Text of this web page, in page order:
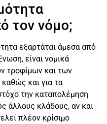
τον νόμο;
εξαρτάται άμεσα από
είναι νομικά
τροφίμων και των
και για τα
την καταπολέμηση
άλλους κλάδους, αν και
πλέον κρίσιμο